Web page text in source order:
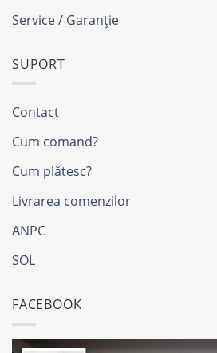
Service / Garanție
SUPORT
Contact
Cum comand?
Cum plătesc?
Livrarea comenzilor
ANPC
SOL
FACEBOOK